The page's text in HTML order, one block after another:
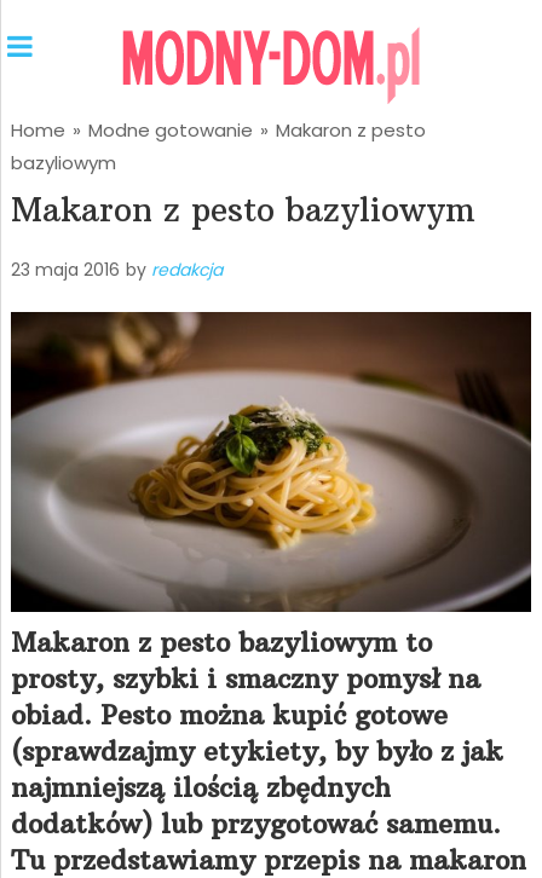
Home » Modne gotowanie » Makaron z pesto
bazyliowym
Makaron z pesto bazyliowym
23 maja 2016 by redakcja
Makaron z pesto bazyliowym to
prosty, szybki i smaczny pomysł na
obiad. Pesto można kupić gotowe
(sprawdzajmy etykiety, by było z jak
najmniejszą ilością zbędnych
dodatków) lub przygotować samemu.
Tu przedstawiamy przepis na makaron